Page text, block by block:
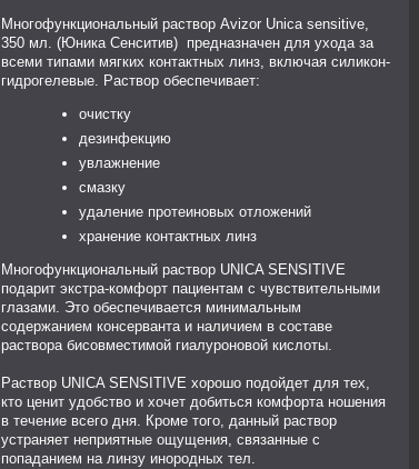
Многофункциональный раствор Avizor Unica sensitive,
350 мл. (Юника Сенситив) предназначен для ухода за
всеми типами мягких контактных линз, включая силикон-
гидрогелевые. Раствор обеспечивает:
очистку
дезинфекцию
увлажнение
смазку
удаление протеиновых отложений
хранение контактных линз
Многофункциональный раствор UNICA SENSITIVE
подарит экстра-комфорт пациентам с чувствительными
глазами. Это обеспечивается минимальным
содержанием консерванта и наличием в составе
раствора бисовместимой гиалуроновой кислоты.
Раствор UNICA SENSITIVE хорошо подойдет для тех,
кто ценит удобство и хочет добиться комфорта ношения
в течение всего дня. Кроме того, данный раствор
устраняет неприятные ощущения, связанные с
попаданием на линзу инородных тел.